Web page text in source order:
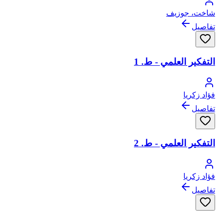
شاخت، جوزيف
تفاصيل
التفكير العلمي - ط. 1
فؤاد زكريا
تفاصيل
التفكير العلمي - ط. 2
فؤاد زكريا
تفاصيل